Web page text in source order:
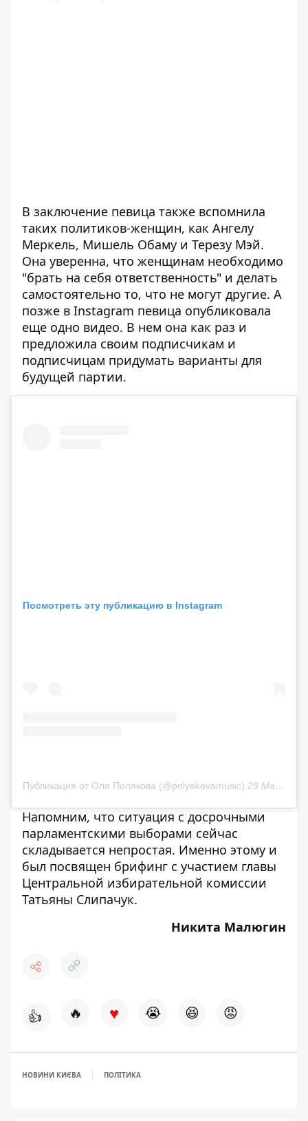
В заключение певица также вспомнила
таких политиков-женщин, как Ангелу
Меркель, Мишель Обаму и Терезу Мэй.
Она уверенна, что женщинам необходимо
"брать на себя ответственность" и делать
самостоятельно то, что не могут другие. А
позже в Instagram певица опубликовала
еще одно видео. В нем она как раз и
предложила своим подписчикам и
подписчицам придумать варианты для
будущей партии.
Посмотреть эту публикацию в Instagram
Публикация от Оля Полякова (@polyakovamusic) 29 Май 2019 в 4:21 PDT
Напомним, что ситуация с досрочными
парламентскими выборами сейчас
складывается непростая. Именно этому и
был посвящен брифинг с участием главы
Центральной избирательной комиссии
Татьяны Слипачук.
Никита Малюгин
👍 🔥 ♥ 😭 😆 😡
НОВИНИ КИЄВА ПОЛІТИКА